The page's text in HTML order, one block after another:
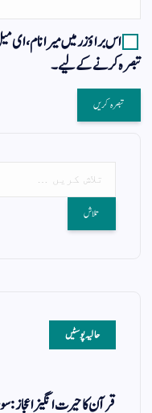
اس براؤزر میں میرا نام،
تبصرہ کرنے کےلیے۔
حالیہ پوسٹیں
قرآن کا حیرت انگیز اعجاز: